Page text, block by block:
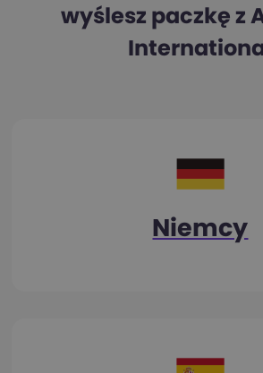
wyślesz paczkę z
Niemcy